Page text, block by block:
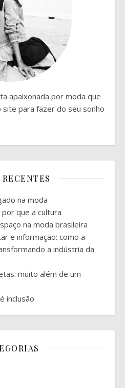
apaixonada por moda que
para fazer do seu sonho
na moda
por que a cultura
na moda brasileira
e informação: como a
a indústria da
muito além de um
inclusão